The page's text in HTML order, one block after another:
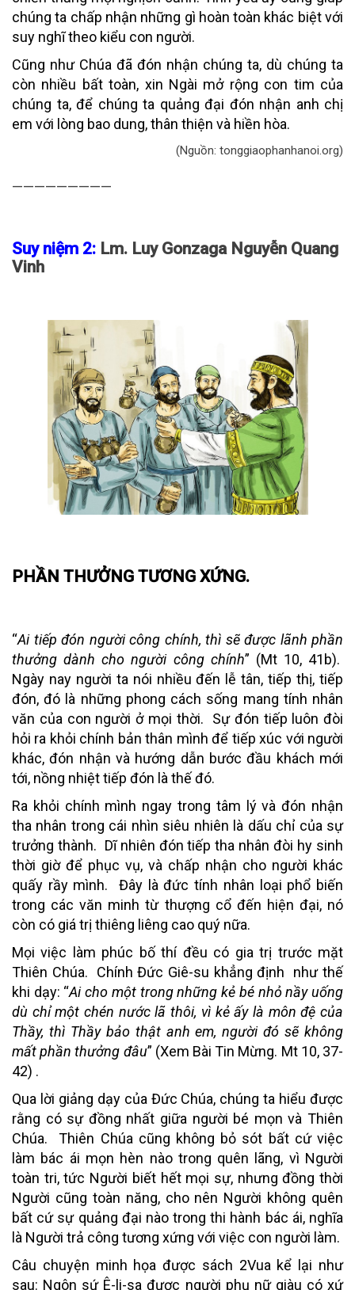
chúng ta chấp nhận những gì hoàn toàn khác biệt với
suy nghĩ theo kiểu con người.
Cũng như Chúa đã đón nhận chúng ta, dù chúng ta
còn nhiều bất toàn, xin Ngài mở rộng con tim của
chúng ta, để chúng ta quảng đại đón nhận anh chị
em với lòng bao dung, thân thiện và hiền hòa.
(Nguồn: tonggiaophanhanoi.org)
—————————
Suy niệm 2: Lm. Luy Gonzaga Nguyễn Quang
Vinh
PHẦN THƯỞNG TƯƠNG XỨNG.
“Ai tiếp đón người công chính, thì sẽ được lãnh phần
thưởng dành cho người công chính” (Mt 10, 41b).
Ngày nay người ta nói nhiều đến lễ tân, tiếp thị, tiếp
đón, đó là những phong cách sống mang tính nhân
văn của con người ở mọi thời. Sự đón tiếp luôn đòi
hỏi ra khỏi chính bản thân mình để tiếp xúc với người
khác, đón nhận và hướng dẫn bước đầu khách mới
tới, nồng nhiệt tiếp đón là thế đó.
Ra khỏi chính mình ngay trong tâm lý và đón nhận
tha nhân trong cái nhìn siêu nhiên là dấu chỉ của sự
trưởng thành. Dĩ nhiên đón tiếp tha nhân đòi hy sinh
thời giờ để phục vụ, và chấp nhận cho người khác
quấy rầy mình. Đây là đức tính nhân loại phổ biến
trong các văn minh từ thượng cổ đến hiện đại, nó
còn có giá trị thiêng liêng cao quý nữa.
Mọi việc làm phúc bốthí đều có gia trị trước mặt
Thiên Chúa. Chính Đức Giê-su khẳng định như thế
khi dạy: “Ai cho một trong những kẻ bé nhỏ nầy uống
dù chỉ một chén nước lã thôi, vì kẻ ấy là môn đệ của
Thầy, thì Thầy bảo thật anh em, người đó sẽ không
mất phần thưởng đâu” (Xem Bài Tin Mừng. Mt 10, 37-
42) .
Qua lời giảng dạy của Đức Chúa, chúng ta hiểu được
rằng có sự đồng nhất giữa người bé mọn và Thiên
Chúa. Thiên Chúa cũng không bỏ sót bất cứ việc
làm bác ái mọn hèn nào trong quên lãng, vì Người
toàn tri, tức Người biết hết mọi sự, nhưng đồng thời
Người cũng toàn năng, cho nên Người không quên
bất cứ sự quảng đại nào trong thi hành bác ái, nghĩa
là Người trả công tương xứng với việc con người làm.
Câu chuyện minh họađược sách 2Vua kể lại như
sau: Ngôn sứ Ê-li-sa được người phụ nữ giàu có xứ